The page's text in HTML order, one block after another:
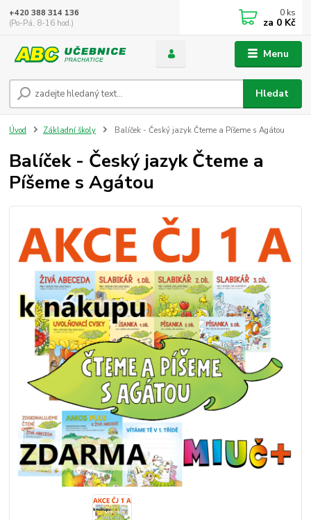
Menu
Hledat
+420 388 314 136
(Po-Pá, 8-16 hod.)
0 ks
za 0 Kč
Úvod Základní školy Balíček - Český jazyk Čteme a Píšeme s Agátou
Balíček - Český jazyk Čteme a
Píšeme s Agátou